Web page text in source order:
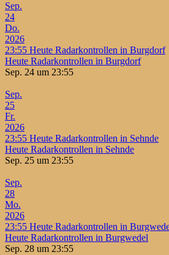
Sep.
24
Do.
2026
23:55 Heute Radarkontrollen in Burgdorf
Heute Radarkontrollen in Burgdorf
Sep. 24 um 23:55
Sep.
25
Fr.
2026
23:55 Heute Radarkontrollen in Sehnde
Heute Radarkontrollen in Sehnde
Sep. 25 um 23:55
Sep.
28
Mo.
2026
23:55 Heute Radarkontrollen in
Heute Radarkontrollen in Burgwedel
Sep. 28 um 23:55